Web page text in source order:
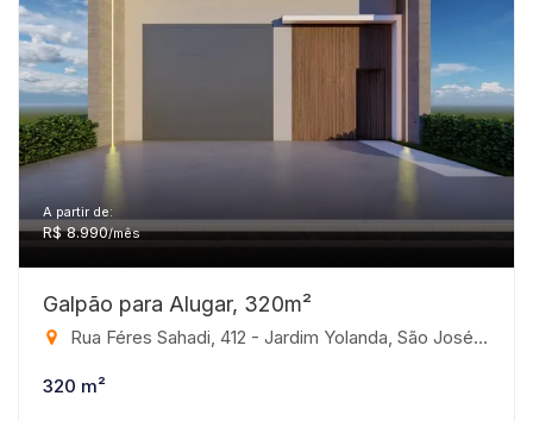
A partir de:
R$ 8.990/mês
Galpão para Alugar, 320m²
Rua Féres Sahadi, 412 - Jardim Yolanda, São José do Rio Preto-SP
320 m²